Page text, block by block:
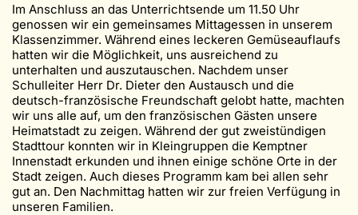
Im Anschluss an das Unterrichtsende um 11.50 Uhr
genossen wir ein gemeinsames Mittagessen in unserem
Klassenzimmer. Während eines leckeren Gemüseauflaufs
hatten wir die Möglichkeit, uns ausreichend zu
unterhalten und auszutauschen. Nachdem unser
Schulleiter Herr Dr. Dieter den Austausch und die
deutsch-französische Freundschaft gelobt hatte, machten
wir uns alle auf, um den französischen Gästen unsere
Heimatstadt zu zeigen. Während der gut zweistündigen
Stadttour konnten wir in Kleingruppen die Kemptner
Innenstadt erkunden und ihnen einige schöne Orte in der
Stadt zeigen. Auch dieses Programm kam bei allen sehr
gut an. Den Nachmittag hatten wir zur freien Verfügung in
unseren Familien.